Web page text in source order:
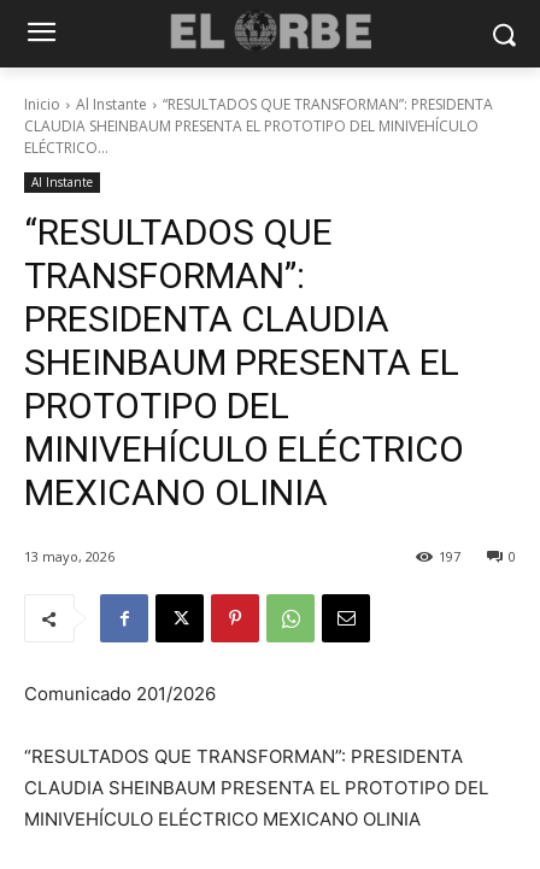
Inicio Al Instante
“RESULTADOS QUE TRANSFORMAN”: PRESIDENTA
CLAUDIA SHEINBAUM PRESENTA EL PROTOTIPO DEL MINIVEHÍCULO
ELÉCTRICO...
Al Instante
“RESULTADOS QUE
TRANSFORMAN”:
PRESIDENTA CLAUDIA
SHEINBAUM PRESENTA EL
PROTOTIPO DEL
MINIVEHÍCULO ELÉCTRICO
MEXICANO OLINIA
13 mayo, 2026 0
197
Comunicado 201/2026
“RESULTADOS QUE TRANSFORMAN”: PRESIDENTA
CLAUDIA SHEINBAUM PRESENTA EL PROTOTIPO DEL
MINIVEHÍCULO ELÉCTRICO MEXICANO OLINIA